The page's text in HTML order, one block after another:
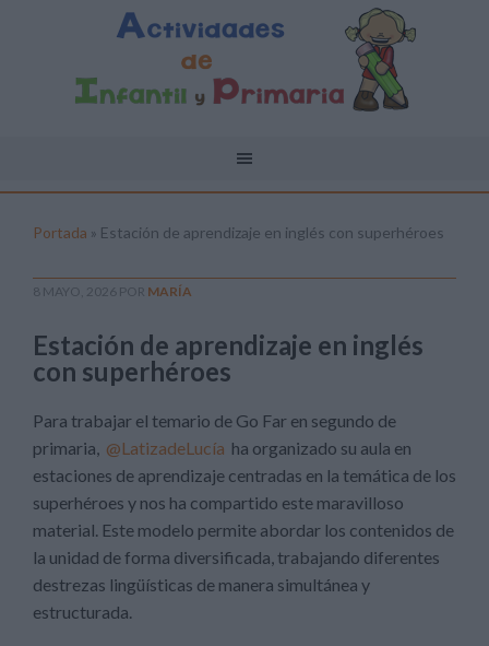
Portada » Estación de aprendizaje en inglés con superhéroes
8 MAYO, 2026 POR MARÍA
Estación de aprendizaje en inglés
con superhéroes
Para trabajar el temario de Go Far en segundo de
primaria, @LatizadeLucía ha organizado su aula en
estaciones de aprendizaje centradas en la temática de los
superhéroes y nos ha compartido este maravilloso
material. Este modelo permite abordar los contenidos de
la unidad de forma diversificada, trabajando diferentes
destrezas lingüísticas de manera simultánea y
estructurada.